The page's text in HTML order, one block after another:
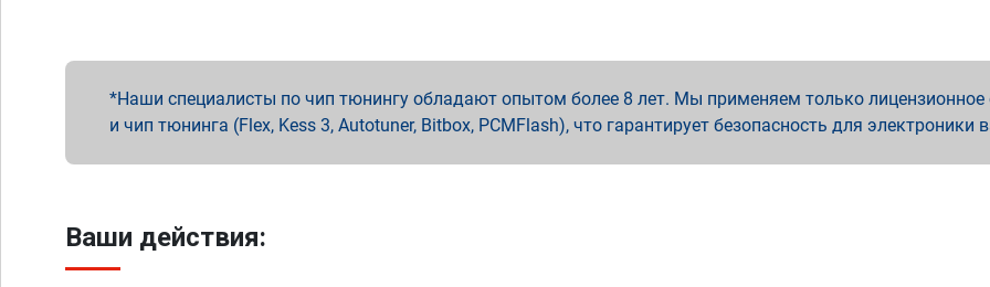
Наши специалисты по чип тюнингу обладают опытом более 8 лет. Мы применяем только лицензионное
и чип тюнинга (Flex, Kess 3, Autotuner, Bitbox, PCMFlash), что гарантирует безопасность для электроники
Ваши действия: